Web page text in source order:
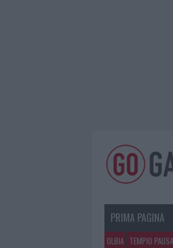
PRIMA PAGINA
OLBIA TEMPIO